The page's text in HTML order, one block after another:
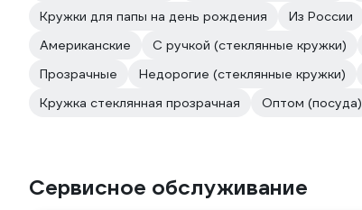
Кружки для папы на день рождения
Из России
Американские
С ручкой (стеклянные кружки)
Прозрачные
Недорогие (стеклянные кружки)
Кружка стеклянная прозрачная
Оптом (посуда)
Сервисное обслуживание